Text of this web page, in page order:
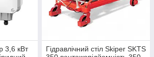
3,6 кВт
Гідравлічний стіл Skiper SKTS